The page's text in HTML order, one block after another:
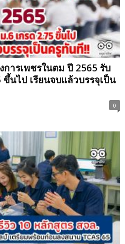
ารเพชรในตม ปี 2565 รับ
ขึ้นไป เรียนจบแล้วบรรจุเป็น
0